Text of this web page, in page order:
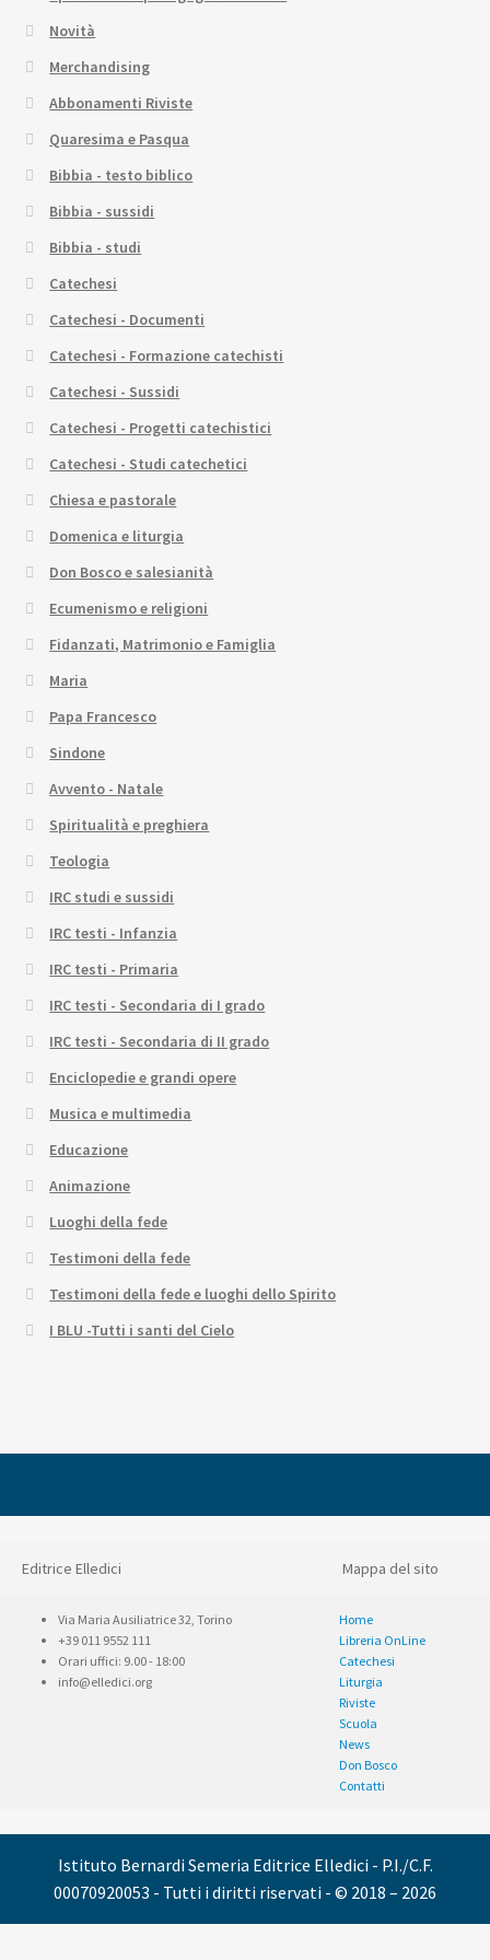
Novità
Merchandising
Abbonamenti Riviste
Quaresima e Pasqua
Bibbia - testo biblico
Bibbia - sussidi
Bibbia - studi
Catechesi
Catechesi - Documenti
Catechesi - Formazione catechisti
Catechesi - Sussidi
Catechesi - Progetti catechistici
Catechesi - Studi catechetici
Chiesa e pastorale
Domenica e liturgia
Don Bosco e salesianità
Ecumenismo e religioni
Fidanzati, Matrimonio e Famiglia
Maria
Papa Francesco
Sindone
Avvento - Natale
Spiritualità e preghiera
Teologia
IRC studi e sussidi
IRC testi - Infanzia
IRC testi - Primaria
IRC testi - Secondaria di I grado
IRC testi - Secondaria di II grado
Enciclopedie e grandi opere
Musica e multimedia
Educazione
Animazione
Luoghi della fede
Testimoni della fede
Testimoni della fede e luoghi dello Spirito
I BLU -Tutti i santi del Cielo
Editrice Elledici Mappa del sito
Via Maria Ausiliatrice 32, Torino
+39 011 9552 111
Orari uffici: 9.00 - 18:00
info@elledici.org
Home
Libreria OnLine
Catechesi
Liturgia
Riviste
Scuola
News
Don Bosco
Contatti
Istituto Bernardi Semeria Editrice Elledici - P.I./C.F.
00070920053 - Tutti i diritti riservati - © 2018 – 2026